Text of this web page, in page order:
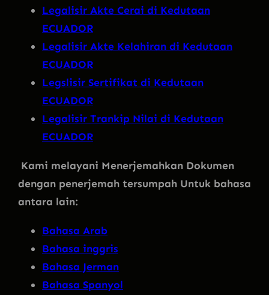
Legalisir Akte Cerai di Kedutaan
ECUADOR
Legalisir Akte Kelahiran di Kedutaan
ECUADOR
Legslisir Sertifikat di Kedutaan
ECUADOR
Legalisir Trankip Nilai di Kedutaan
ECUADOR
Kami melayani Menerjemahkan Dokumen
dengan penerjemah tersumpah Untuk bahasa
antara lain:
Bahasa Arab
Bahasa inggris
Bahasa Jerman
Bahasa Spanyol